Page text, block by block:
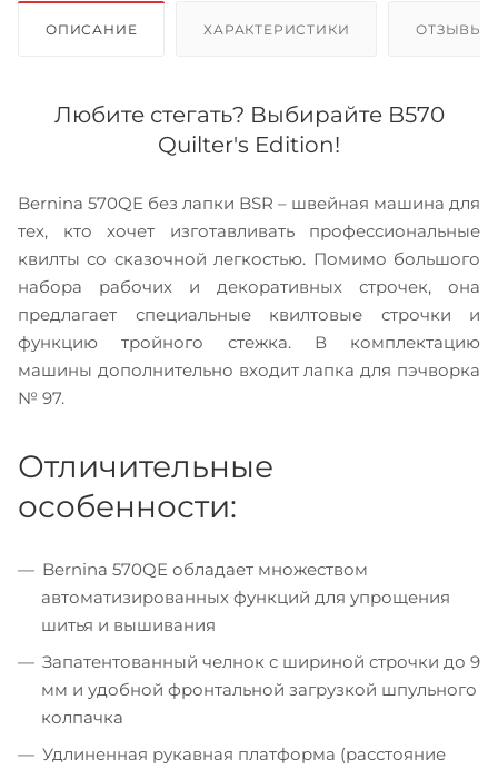
ОПИСАНИЕ ХАРАКТЕРИСТИКИ ОТЗЫВЫ
Любите стегать? Выбирайте B570
Quilter's Edition!
Bernina 570QE без лапки BSR – швейная машина для
тех, кто хочет изготавливать профессиональные
квилты со сказочной легкостью. Помимо большого
набора рабочих и декоративных строчек, она
предлагает специальные квилтовые строчки и
функцию тройного стежка. В комплектацию
машины дополнительно входит лапка для пэчворка
№ 97.
Отличительные
особенности:
Bernina 570QE обладает множеством
автоматизированных функций для упрощения
шитья и вышивания
Запатентованный челнок с шириной строчки до 9
мм и удобной фронтальной загрузкой шпульного
колпачка
Удлиненная рукавная платформа (расстояние